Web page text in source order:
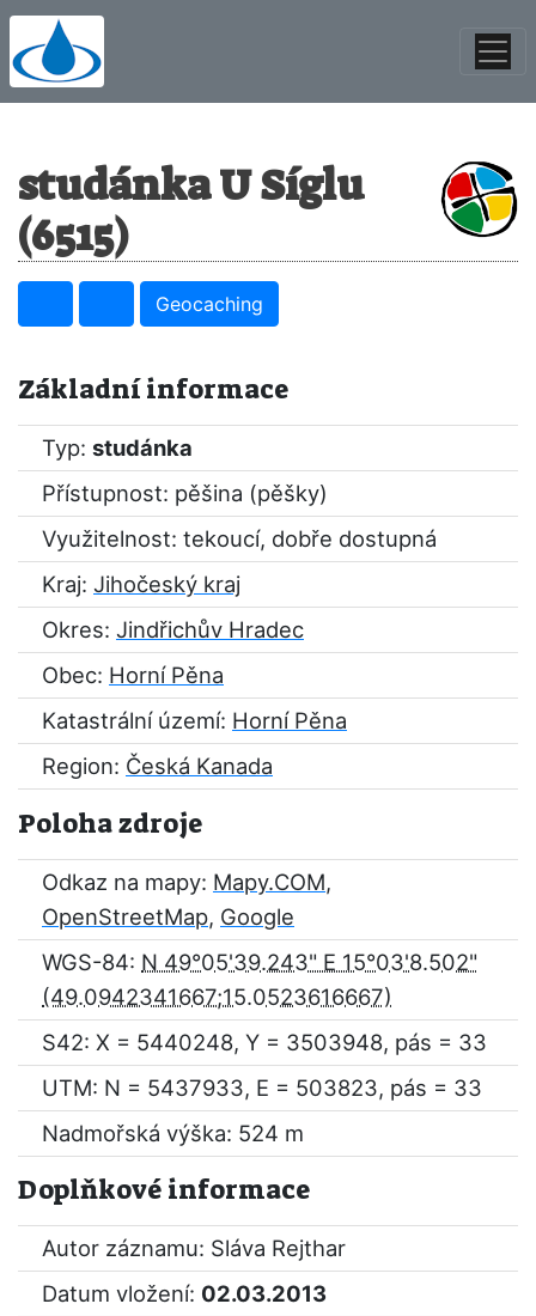
studánka U Síglu
(6515)
Geocaching
Základní informace
Typ: studánka
Přístupnost: pěšina (pěšky)
Využitelnost: tekoucí, dobře dostupná
Kraj: Jihočeský kraj
Okres: Jindřichův Hradec
Obec: Horní Pěna
Katastrální území: Horní Pěna
Region: Česká Kanada
Poloha zdroje
Odkaz na mapy: Mapy.COM,
OpenStreetMap, Google
WGS-84: N 49°05'39.243" E 15°03'8.502"
S42: X = 5440248, Y = 3503948, pás = 33
UTM: N = 5437933, E = 503823, pás = 33
Nadmořská výška: 524 m
Doplňkové informace
Autor záznamu: Sláva Rejthar
Datum vložení: 02.03.2013